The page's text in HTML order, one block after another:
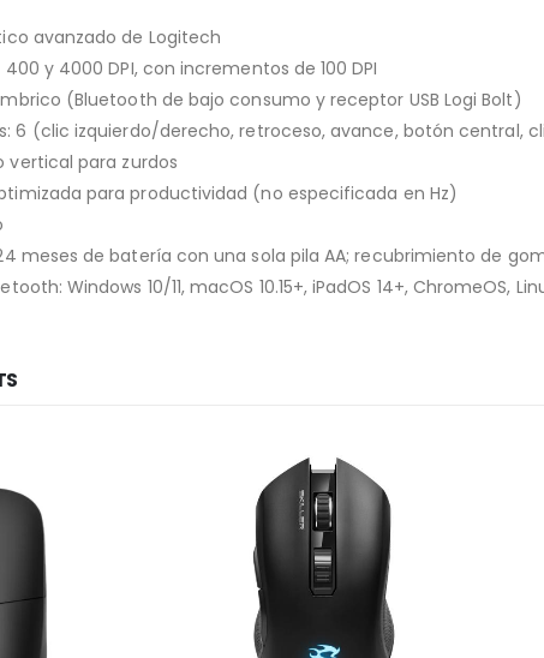
avanzado de Logitech
y 4000 DPI, con incrementos de 100 DPI
(Bluetooth de bajo consumo y receptor USB Logi Bolt)
6 (clic izquierdo/derecho, retroceso, avance, botón central,
vertical para zurdos
para productividad (no especificada en Hz)
meses de batería con una sola pila AA; recubrimiento de
Windows 10/11, macOS 10.15+, iPadOS 14+, ChromeOS,